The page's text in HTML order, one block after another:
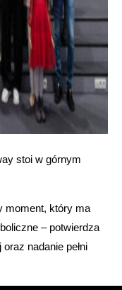
stoi w górnym
moment, który ma
– potwierdza
nadanie pełni